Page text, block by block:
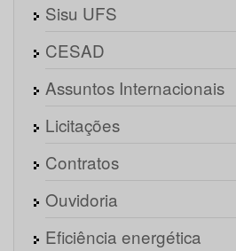
Sisu UFS
CESAD
Assuntos Internacionais
Licitações
Contratos
Ouvidoria
Eficiência energética